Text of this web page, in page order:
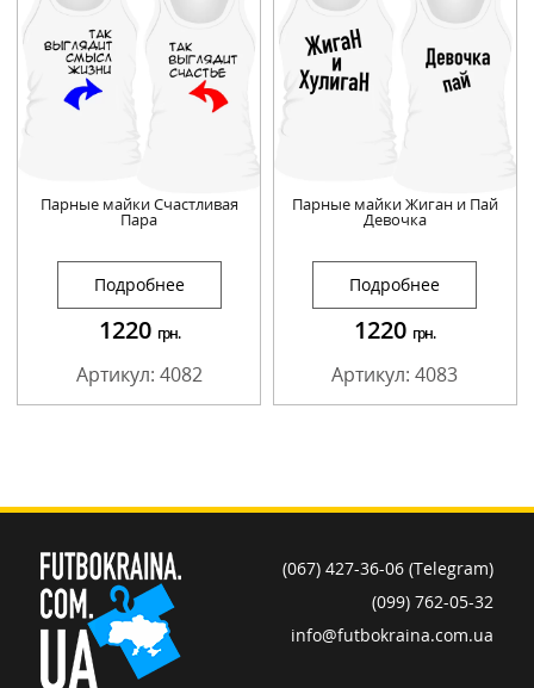
Парные майки Счастливая
Пара
Подробнее
1220 грн.
Артикул: 4082
Парные майки Жиган и Пай
Девочка
Подробнее
1220 грн.
Артикул: 4083
(067) 427-36-06 (Telegram)
(099) 762-05-32
info@futbokraina.com.ua